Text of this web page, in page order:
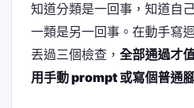
知道分類是一回事，知道自
一類是另一回事。在動手寫
丟過三個檢查， 全部通過才
用手動 prompt 或寫個普通